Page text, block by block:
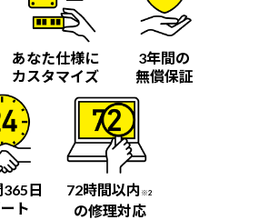
あなた仕様に
カスタマイズ
3年間の
無償保証
日
ト
72時間以内 ※2
の修理対応